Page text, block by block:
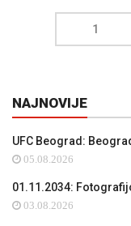
1
NAJNOVIJE
UFC Beograd:
05.08.2026
01.11.2034:
03.08.2026